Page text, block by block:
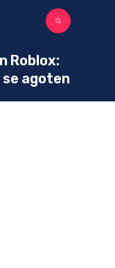
Roblox:
agoten